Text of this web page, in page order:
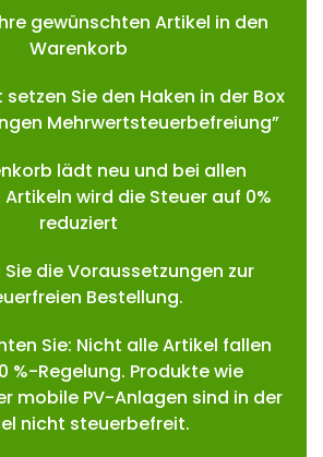
gewünschten Artikel in den
Warenkorb
Sie den Haken in der Box
Mehrwertsteuerbefreiung”
lädt neu und bei allen
wird die Steuer auf 0%
reduziert
die Voraussetzungen zur
Bestellung.
Sie: Nicht alle Artikel fallen
%-Regelung. Produkte wie
mobile PV-Anlagen sind in der
nicht steuerbefreit.